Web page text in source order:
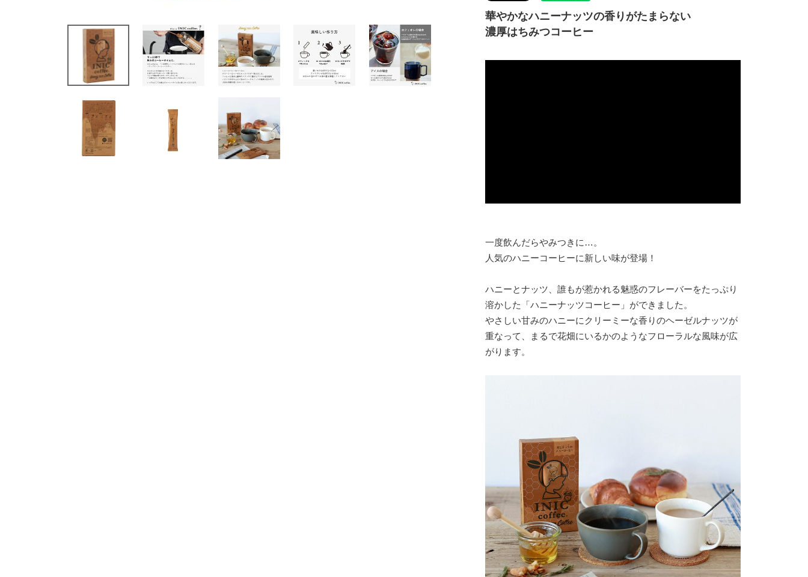
華やかなハニーナッツの香りがたまらない
濃厚はちみつコーヒー
一度飲んだらやみつきに…。
人気のハニーコーヒーに新しい味が登場！
ハニーとナッツ、誰もが惹かれる魅惑のフレーバーをたっぷり
溶かした「ハニーナッツコーヒー」ができました。
やさしい甘みのハニーにクリーミーな香りのヘーゼルナッツが
重なって、まるで花畑にいるかのようなフローラルな風味が広
がります。